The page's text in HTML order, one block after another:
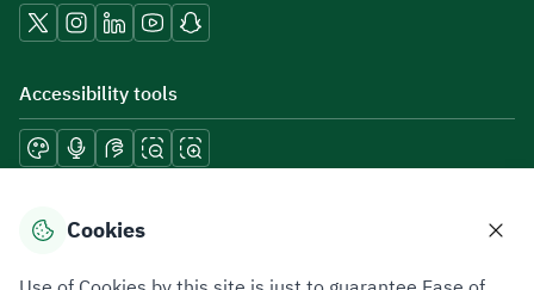
Accessibility tools
Download mobile applications
Cookies